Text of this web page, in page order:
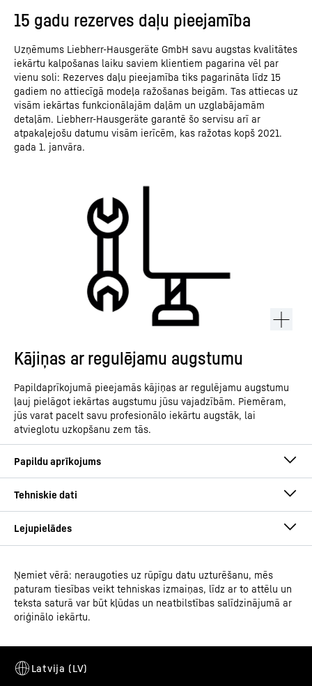
15 gadu rezerves daļu pieejamība
Uzņēmums Liebherr-Hausgeräte GmbH savu augstas kvalitātes
iekārtu kalpošanas laiku saviem klientiem pagarina vēl par
vienu soli: Rezerves daļu pieejamība tiks pagarināta līdz 15
gadiem no attiecīgā modeļa ražošanas beigām. Tas attiecas uz
visām iekārtas funkcionālajām daļām un uzglabājamām
detaļām. Liebherr-Hausgeräte garantē šo servisu arī ar
atpakaļejošu datumu visām ierīcēm, kas ražotas kopš 2021.
gada 1. janvāra.
Kājiņas ar regulējamu augstumu
Papildaprīkojumā pieejamās kājiņas ar regulējamu augstumu
ļauj pielāgot iekārtas augstumu jūsu vajadzībām. Piemēram,
jūs varat pacelt savu profesionālo iekārtu augstāk, lai
atvieglotu uzkopšanu zem tās.
Trauksmes tests
Modeļa veids
Laboratorijas ledusskapis ar
konvekcijas dzesēšanu
Klasifikācija Performance
Lietošanas instrukcija
Ņemiet vērā: neraugoties uz rūpīgu datu uzturēšanu, mēs
paturam tiesības veikt tehniskas izmaiņas, līdz ar to attēlu un
teksta saturā var būt kļūdas un neatbilstības salīdzinājumā ar
oriģinālo iekārtu.